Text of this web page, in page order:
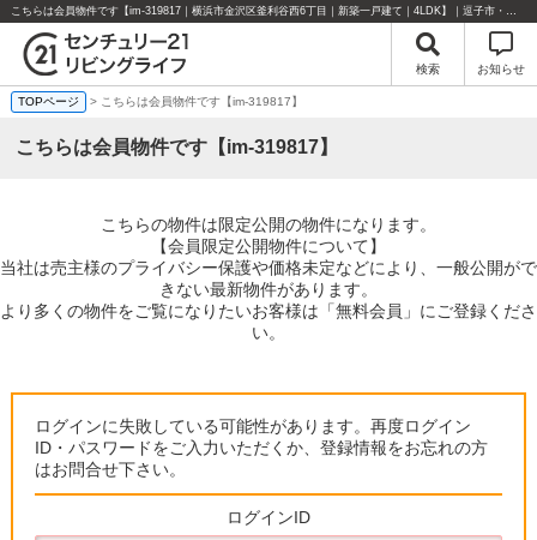
こちらは会員物件です【im-319817｜横浜市金沢区釜利谷西6丁目｜新築一戸建て｜4LDK】｜逗子市・葉山町・湘南エリアの不動産のことならセンチュリー21リビングライフにお任せください！
検索 お知らせ
TOPページ > こちらは会員物件です【im-319817】
こちらは会員物件です【im-319817】
こちらの物件は限定公開の物件になります。
【会員限定公開物件について】
当社は売主様のプライバシー保護や価格未定などにより、一般公開がで
きない最新物件があります。
より多くの物件をご覧になりたいお客様は「無料会員」にご登録くださ
い。
ログインに失敗している可能性があります。再度ログイン
ID・パスワードをご入力いただくか、登録情報をお忘れの方
はお問合せ下さい。
ログインID